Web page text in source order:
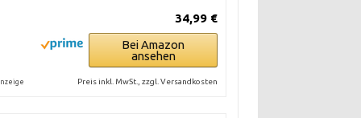
34,99 €
Bei Amazon
ansehen
Preis inkl. MwSt., zzgl. Versandkosten